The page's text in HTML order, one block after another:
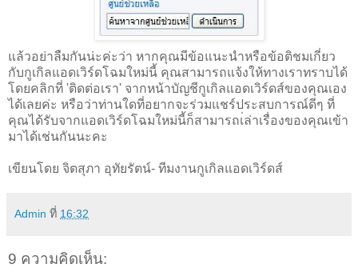
แล้วอย่าลืมกันน่ะค่ะว่า หากคุณมีข้อแนะนำหรือข้อติชมเกี่ยว
กับกูเกิลแอดเวิร์ดโฉมใหม่นี้ คุณสามารถแจ้งให้ทางเราทราบได้
โดยคลิกที่ 'ติดต่อเรา' จากหน้าบัญชีกูเกิลแอดเวิร์ดส์ของคุณเอง
ได้เลยค่ะ หรือว่าท่านใดที่อยากจะร่วมแชร์ประสบการณ์ดีๆ ที่
คุณได้รับจากแอดเวิร์ดโฉมใหม่นี้ก็สามารถเ่ล่าเรื่องของคุณเข้า
มาได้เช่นกันนะคะ
เขียนโดย จิตสุภา อุทัยรัตน์- ทีมงานกูเกิลแอดเวิร์ดส์
Admin ที่ 16:32
9 ความคิดเห็น: